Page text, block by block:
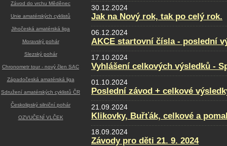
Závod do vrchu Měděnec
Unie amatérských cyklistů
Jihočeská amatérská liga
Moravský pohár
Slezský pohár
Chronometr tour - nový člen SAC
Západočeská amatérská liga
Sdružení amatérských cyklistů ČR
Českolipský silniční pohár
OZVUČENÍ VLČEK
30.12.2024
Jak na Nový rok, tak po celý rok.
06.12.2024
AKCE startovní čísla - poslední
17.10.2024
Vyhlášení celkových výsledků -
01.10.2024
Poslední závod + celkové
21.09.2024
Klikovky, Buřťák, celkové a
18.09.2024
Závody pro děti 21. 9. 2024